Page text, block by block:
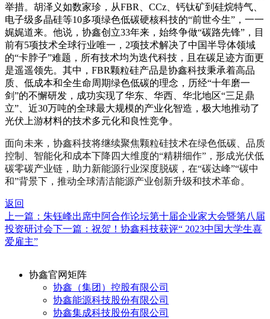
举措。胡泽义如数家珍，从FBR CCz 、钙钛矿到硅烷特气、
电子级多晶硅等10多项绿色低碳硬核科技的“前世今生”，一一
娓娓道来。他说，协鑫创立33年来，始终争做“碳路先锋”，目
前有5项技术全球行业唯一， 2项技术解决了中国半导体领域
的“卡脖子”难题，所有技术均为迭代科技，且在碳足迹方面更
是遥遥领先。其中， FBR颗粒硅产品是协鑫科技秉承着高品
质、低成本和全生命周期绿色低碳的理念，历经“十年磨一
剑”的不懈研发，成功实现了华东、华西、华北地区“三足鼎
立”、近30万吨的全球最大规模的产业化智造，极大地推动了
光伏上游材料的技术多元化和良性竞争。
面向未来，协鑫科技将继续聚焦颗粒硅技术在绿色低碳、品质
控制、智能化和成本下降四大维度的“精耕细作”，形成光伏低
碳零碳产业链，助力新能源行业深度脱碳，在“碳达峰”“碳中
和”背景下，推动全球清洁能源产业创新升级和技术革命。
返回
上一篇：朱钰峰出席中阿合作论坛第十届企业家大会暨第八届
投资研讨会下一篇：祝贺！协鑫科技获评“ 2023中国大学生喜
爱雇主”
协鑫官网矩阵
协鑫（集团）控股有限公司
协鑫能源科技股份有限公司
协鑫集成科技股份有限公司